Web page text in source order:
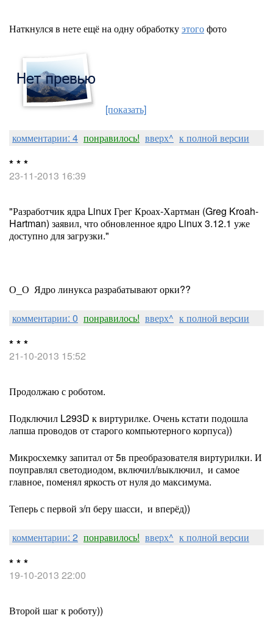
Наткнулся в нете ещё на одну обработкуэтогофото
[показать]
комментарии: 4 понравилось! вверх^ к полной версии
* * *
23-11-2013 16:39
"Разработчик ядра Linux Грег Кроах-Хартман (Greg Kroah-
Hartman) заявил, что обновленное ядро Linux 3.12.1 уже
доступно для загрузки."
О_О Ядро линукса разрабатывают орки??
комментарии: 0 понравилось! вверх^ к полной версии
* * *
21-10-2013 15:52
Продолжаю с роботом.
Подключил L293D к виртурилке. Очень кстати подошла
лапша проводов от старого компьютерного корпуса))
Микросхемку запитал от 5в преобразователя виртурилки. И
поуправлял светодиодом, включил/выключил, и самое
главное, поменял яркость от нуля до максимума.
Теперь с первой з/п беру шасси, и вперёд))
комментарии: 2 понравилось! вверх^ к полной версии
* * *
19-10-2013 22:00
Второй шаг к роботу))